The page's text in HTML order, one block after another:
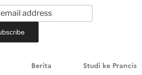
Berita Studi ke Prancis